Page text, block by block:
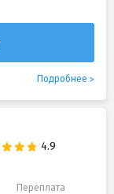
Подробнее
Переплата